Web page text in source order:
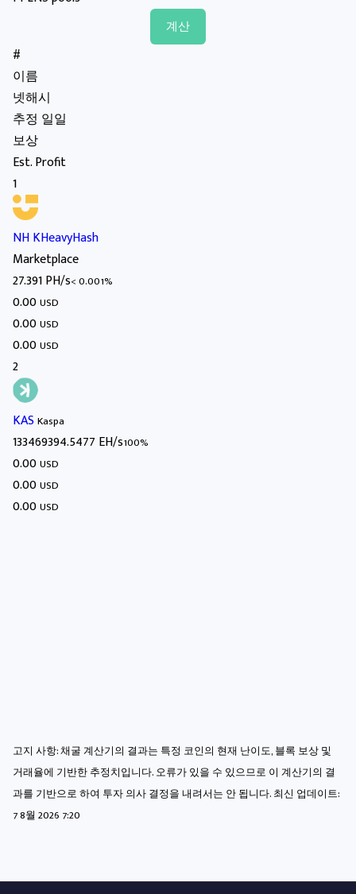
#
이름
넷해시
추정 일일
보상
Est. Profit
1
NH KHeavyHash
Marketplace
27.391 PH/s< 0.001%
0.00USD
0.00USD
0.00USD
2
KAS Kaspa
133469394.5477 EH/s100%
0.00USD
0.00USD
0.00USD
고지 사항: 채굴 계산기의 결과는 특정 코인의 현재 난이도, 블록 보상 및
거래율에 기반한 추정치입니다. 오류가 있을 수 있으므로 이 계산기의 결
과를 기반으로 하여 투자 의사 결정을 내려서는 안 됩니다. 최신 업데이트:
7 8월 2026 7:20